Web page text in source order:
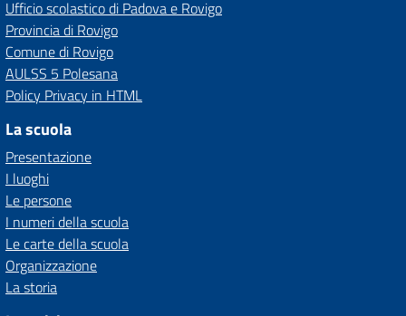
Ufficio scolastico di Padova e Rovigo
Provincia di Rovigo
Comune di Rovigo
AULSS 5 Polesana
Policy Privacy in HTML
La scuola
Presentazione
I luoghi
Le persone
I numeri della scuola
Le carte della scuola
Organizzazione
La storia